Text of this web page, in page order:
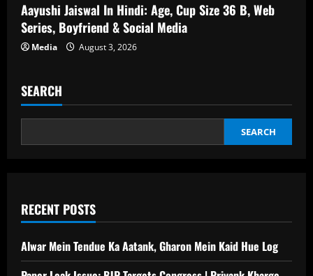
Aayushi Jaiswal In Hindi: Age, Cup Size 36 B, Web
Series, Boyfriend & Social Media
Media August 3, 2026
SEARCH
SEARCH
RECENT POSTS
Alwar Mein Tendue Ka Aatank, Gharon Mein Kaid Hue Log